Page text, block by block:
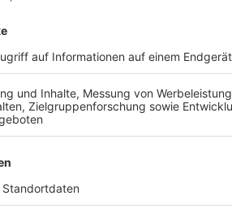
Anzeige
Zwar sind die Flutschäden zwischen
die Bahn direkt mit den Arbeiten zur
nicht nur kurz freigeben und dann
Sanierungsphase haben die
der Strecke muss die Bahn unter
Platz für die Oberleitung ist. Die
Streckenabschnitt zwischen